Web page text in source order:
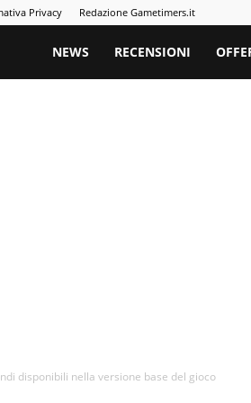
Privacy Redazione Gametimers.it
Gametimers
NEWS RECENSIONI
disponibili nella versione base del gioco